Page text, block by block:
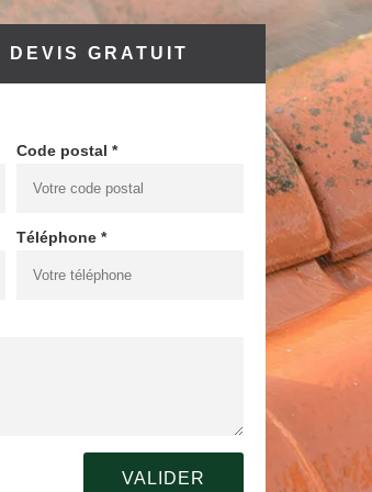
DEVIS GRATUIT
Code postal *
Téléphone *